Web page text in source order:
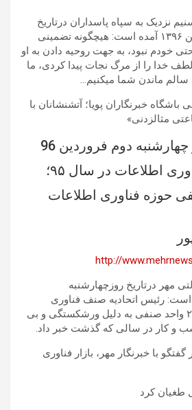
نزدیک به سپاه پاسداران درتاریخ
روزسه شنبه ۰۱فروردین ۱۳۹۶ آمده است: هیچگونه تضمینی
خودم نبود، به جهت روحیه دادن به او
خدا را از مرگ نجات پیدا کردی، ما
ماندن شما میکنیم…
خبرنگاران پویا؛ آتشنشانان با
مثالزدنی»
دوم فروردین 96
اطلاعات در سال ۹۵؛
حوزه فناوری اطلاعات
http://
مهر درتاریخ روزچهارشنبه
۱۳۹۶ آمده است: رئیس اتحادیه صنف فناوری
اطلاعات از تعطیلی ۲۰۰ واحد صنفی به دلیل ورشکستگی و بی
و کار در سالی که گذشت خبر داد.
با خبرنگار مهر، بازار فناوری
طغیان کرد